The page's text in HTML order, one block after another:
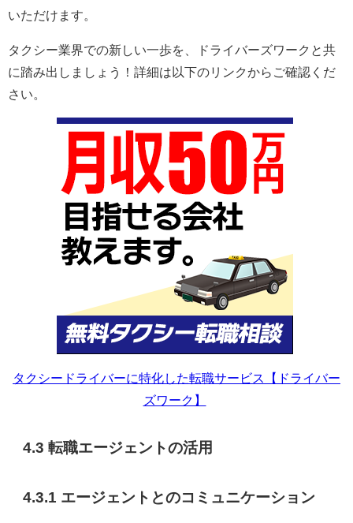
いただけます。
タクシー業界での新しい一歩を、ドライバーズワークと共
に踏み出しましょう！詳細は以下のリンクからご確認くだ
さい。
タクシードライバーに特化した転職サービス【ドライバー
ズワーク】
4.3 転職エージェントの活用
4.3.1 エージェントとのコミュニケーション